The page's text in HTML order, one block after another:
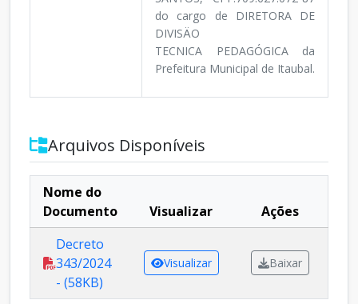
do cargo de DIRETORA DE
DIVISÄO
TECNICA PEDAGÓGICA da
Prefeitura Municipal de Itaubal.
Arquivos Disponíveis
Nome do
Documento
Visualizar
Ações
Decreto
343/2024
- (58KB)
Visualizar Baixar